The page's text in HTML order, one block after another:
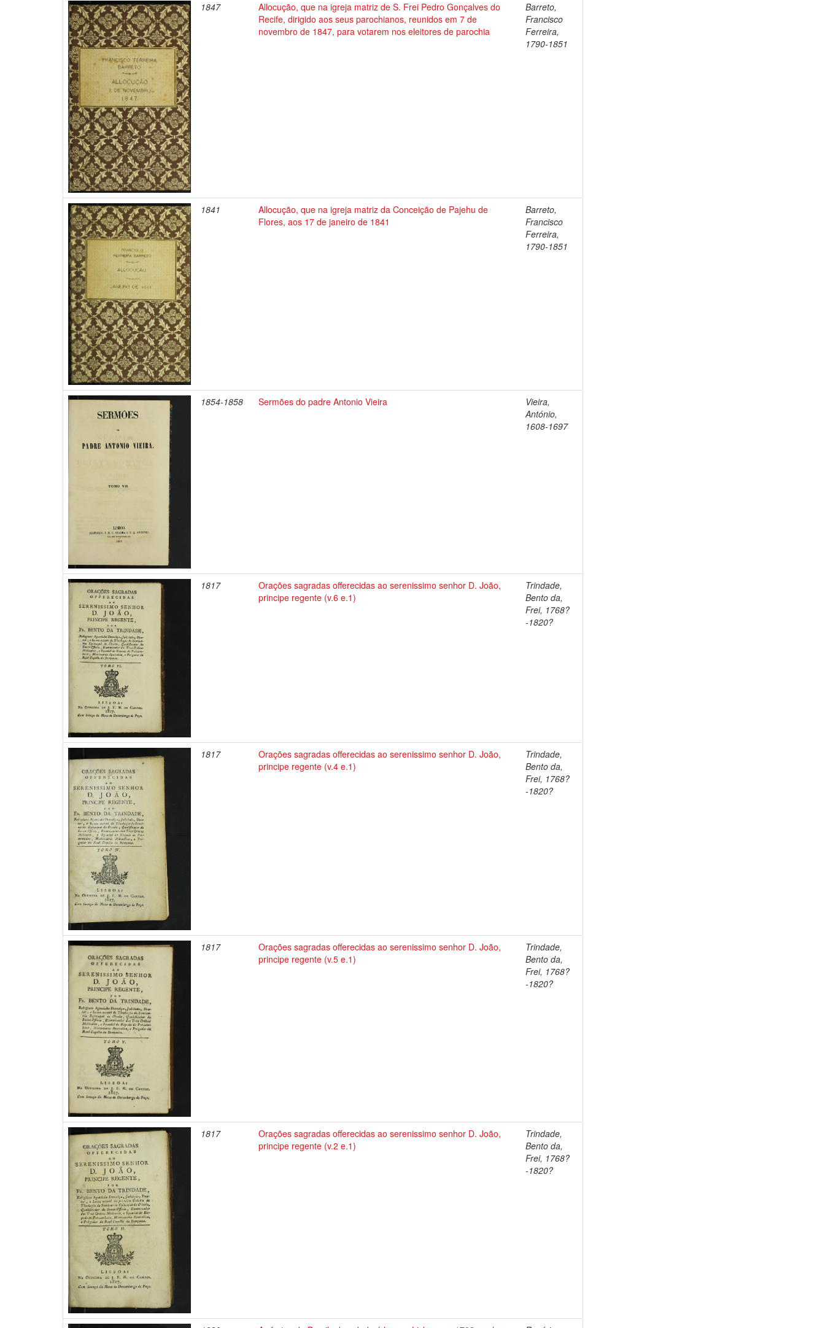
1847
Allocução, que na igreja matriz de S. Frei Pedro Gonçalves do
Recife, dirigido aos seus parochianos, reunidos em 7 de
novembro de 1847, para votarem nos eleitores de parochia
Barreto,
Francisco
Ferreira,
1790-1851
1841
Allocução, que na igreja matriz da Conceição de Pajehu de
Flores, aos 17 de janeiro de 1841
Barreto,
Francisco
Ferreira,
1790-1851
1854-1858 Sermões do padre Antonio Vieira
Vieira,
António,
1608-1697
1817
Orações sagradas offerecidas ao serenissimo senhor D. João,
principe regente (v.6 e.1)
Trindade,
Bento da,
Frei, 1768?
-1820?
1817
Orações sagradas offerecidas ao serenissimo senhor D. João,
principe regente (v.4 e.1)
Trindade,
Bento da,
Frei, 1768?
-1820?
1817
Orações sagradas offerecidas ao serenissimo senhor D. João,
principe regente (v.5 e.1)
Trindade,
Bento da,
Frei, 1768?
-1820?
1817
Orações sagradas offerecidas ao serenissimo senhor D. João,
principe regente (v.2 e.1)
Trindade,
Bento da,
Frei, 1768?
-1820?